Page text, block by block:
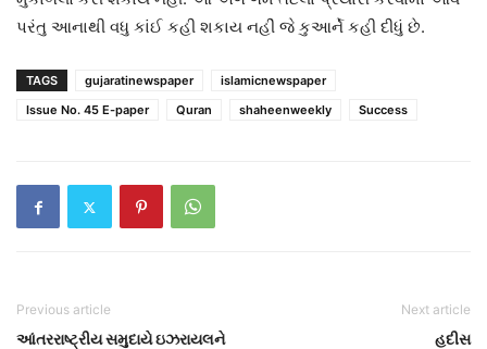
પરંતુ આનાથી વધુ કાંઈ કહી શકાય નહીં જે કુઆર્ને કહી દીધું છે.
TAGS gujaratinewspaper
islamicnewspaper
Issue No. 45 E-paper
Quran shaheenweekly Success
Previous article
આંતરરાષ્ટ્રીય સમુદાયે ઇઝરાયલને
Next article
હદીસ